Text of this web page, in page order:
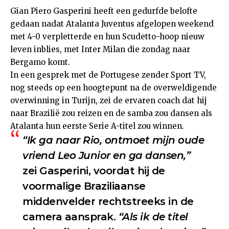
Gian Piero Gasperini heeft een gedurfde belofte
gedaan nadat Atalanta Juventus afgelopen weekend
met 4-0 verpletterde en hun Scudetto-hoop nieuw
leven inblies, met Inter Milan die zondag naar
Bergamo komt.
In een gesprek met de Portugese zender Sport TV,
nog steeds op een hoogtepunt na de overweldigende
overwinning in Turijn, zei de ervaren coach dat hij
naar Brazilië zou reizen en de samba zou dansen als
Atalanta hun eerste Serie A-titel zou winnen.
“Ik ga naar Rio, ontmoet mijn oude
vriend Leo Junior en ga dansen,”
zei Gasperini, voordat hij de
voormalige Braziliaanse
middenvelder rechtstreeks in de
camera aansprak. “Als ik de titel